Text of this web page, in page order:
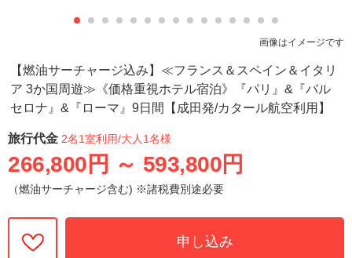
画像はイメージです
【燃油サーチャージ込み】≪フランス＆スペイン＆イタリ
ア 3か国周遊≫《価格重視ホテル宿泊》『パリ』&『バル
セロナ』&『ローマ』9日間【成田発/カタール航空利用】
旅行代金 2名1室利用/大人1名様
266,800円 ～ 593,800円
（燃油サーチャージ含む) ※諸税費別途必要
申し込み